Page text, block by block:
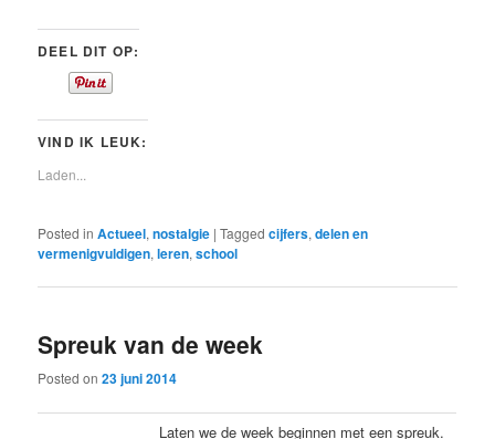
DEEL DIT OP:
VIND IK LEUK:
Laden...
Posted in Actueel,nostalgie |Tagged cijfers,delen en
vermenigvuldigen,leren,school
Spreuk van de week
Posted on23 juni 2014
Laten we de week beginnen met een spreuk.